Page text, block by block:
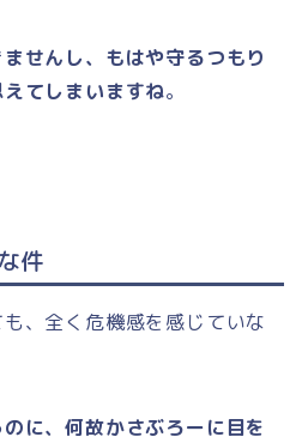
せんし、もはや守るつもり
てしまいますね。
件
、全く危機感を感じていな
に、何故かさぶろーに目を